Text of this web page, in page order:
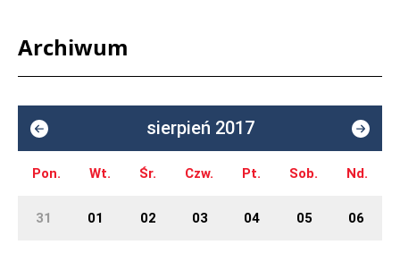
Archiwum
sierpień 2017
Pon. Wt. Śr. Czw. Pt. Sob. Nd.
31 01 02 03 04 05 06